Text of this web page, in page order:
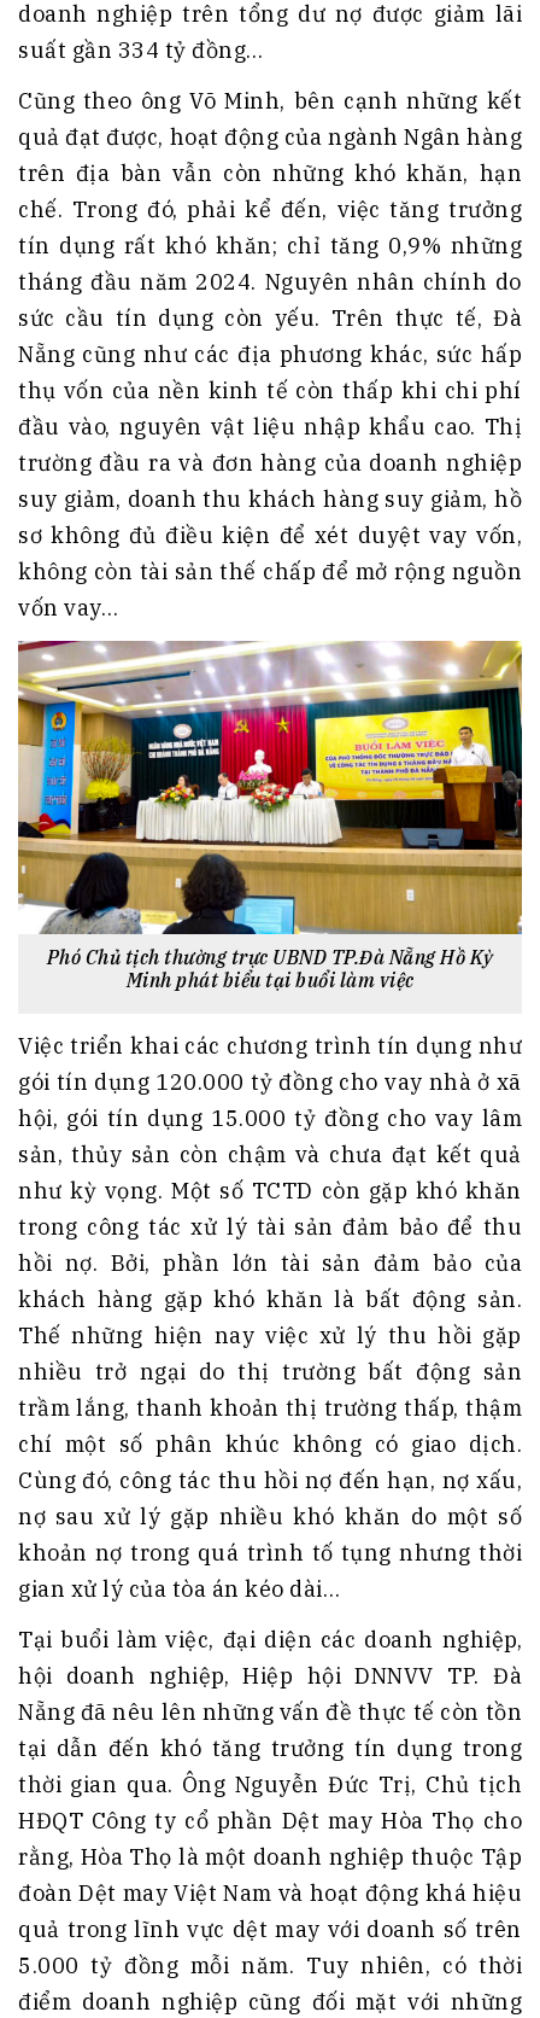
doanh nghiệp trên tổng dư nợ được giảm lãi
suất gần 334 tỷ đồng…
Cũng theo ông Võ Minh, bên cạnh những kết
quả đạt được, hoạt động của ngành Ngân hàng
trên địa bàn vẫn còn những khó khăn, hạn
chế. Trong đó, phải kể đến, việc tăng trưởng
tín dụng rất khó khăn; chỉ tăng 0,9% những
tháng đầu năm 2024. Nguyên nhân chính do
sức cầu tín dụng còn yếu. Trên thực tế, Đà
Nẵng cũng như các địa phương khác, sức hấp
thụ vốn của nền kinh tế còn thấp khi chi phí
đầu vào, nguyên vật liệu nhập khẩu cao. Thị
trường đầu ra và đơn hàng của doanh nghiệp
suy giảm, doanh thu khách hàng suy giảm, hồ
sơ không đủ điều kiện để xét duyệt vay vốn,
không còn tài sản thế chấp để mở rộng nguồn
vốn vay…
Phó Chủ tịch thường trực UBND TP.Đà Nẵng Hồ Kỳ
Minh phát biểu tại buổi làm việc
Việc triển khai các chương trình tín dụng như
gói tín dụng 120.000 tỷ đồng cho vay nhà ở xã
hội, gói tín dụng 15.000 tỷ đồng cho vay lâm
sản, thủy sản còn chậm và chưa đạt kết quả
như kỳ vọng. Một số TCTD còn gặp khó khăn
trong công tác xử lý tài sản đảm bảo để thu
hồi nợ. Bởi, phần lớn tài sản đảm bảo của
khách hàng gặp khó khăn là bất động sản.
Thế những hiện nay việc xử lý thu hồi gặp
nhiều trở ngại do thị trường bất động sản
trầm lắng, thanh khoản thị trường thấp, thậm
chí một số phân khúc không có giao dịch.
Cùng đó, công tác thu hồi nợ đến hạn, nợ xấu,
nợ sau xử lý gặp nhiều khó khăn do một số
khoản nợ trong quá trình tố tụng nhưng thời
gian xử lý của tòa án kéo dài…
Tại buổi làm việc, đại diện các doanh nghiệp,
hội doanh nghiệp, Hiệp hội DNNVV TP. Đà
Nẵng đã nêu lên những vấn đề thực tế còn tồn
tại dẫn đến khó tăng trưởng tín dụng trong
thời gian qua. Ông Nguyễn Đức Trị, Chủ tịch
HĐQT Công ty cổ phần Dệt may Hòa Thọ cho
rằng, Hòa Thọ là một doanh nghiệp thuộc Tập
đoàn Dệt may Việt Nam và hoạt động khá hiệu
quả trong lĩnh vực dệt may với doanh số trên
5.000 tỷ đồng mỗi năm. Tuy nhiên, có thời
điểm doanh nghiệp cũng đối mặt với những